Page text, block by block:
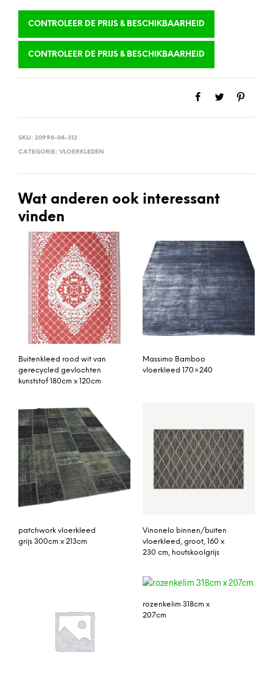
CONTROLEER DE PRIJS & BESCHIKBAARHEID
CONTROLEER DE PRIJS & BESCHIKBAARHEID
SKU: 20998-04-312
CATEGORIE: VLOERKLEDEN
Wat anderen ook interessant
vinden
Buitenkleed rood wit van
gerecycled gevlochten
kunststof 180cm x 120cm
Massimo Bamboo
vloerkleed 170×240
patchwork vloerkleed
grijs 300cm x 213cm
Vinonelo binnen/buiten
vloerkleed, groot, 160 x
230 cm, houtskoolgrijs
rozenkelim 318cm x
207cm